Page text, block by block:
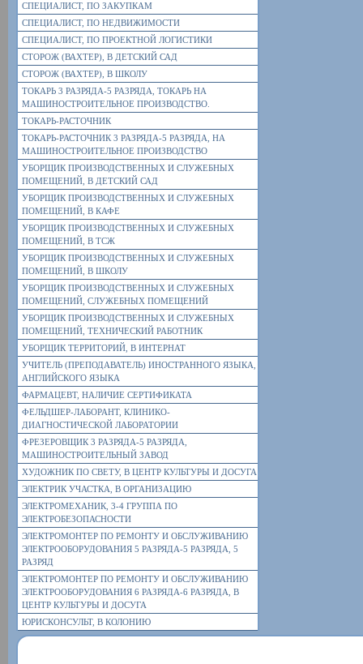
СПЕЦИАЛИСТ, ПО ЗАКУПКАМ
СПЕЦИАЛИСТ, ПО НЕДВИЖИМОСТИ
СПЕЦИАЛИСТ, ПО ПРОЕКТНОЙ ЛОГИСТИКИ
СТОРОЖ (ВАХТЕР), В ДЕТСКИЙ САД
СТОРОЖ (ВАХТЕР), В ШКОЛУ
ТОКАРЬ 3 РАЗРЯДА-5 РАЗРЯДА, ТОКАРЬ НА
МАШИНОСТРОИТЕЛЬНОЕ ПРОИЗВОДСТВО.
ТОКАРЬ-РАСТОЧНИК
ТОКАРЬ-РАСТОЧНИК 3 РАЗРЯДА-5 РАЗРЯДА, НА
МАШИНОСТРОИТЕЛЬНОЕ ПРОИЗВОДСТВО
УБОРЩИК ПРОИЗВОДСТВЕННЫХ И СЛУЖЕБНЫХ
ПОМЕЩЕНИЙ, В ДЕТСКИЙ САД
УБОРЩИК ПРОИЗВОДСТВЕННЫХ И СЛУЖЕБНЫХ
ПОМЕЩЕНИЙ, В КАФЕ
УБОРЩИК ПРОИЗВОДСТВЕННЫХ И СЛУЖЕБНЫХ
ПОМЕЩЕНИЙ, В ТСЖ
УБОРЩИК ПРОИЗВОДСТВЕННЫХ И СЛУЖЕБНЫХ
ПОМЕЩЕНИЙ, В ШКОЛУ
УБОРЩИК ПРОИЗВОДСТВЕННЫХ И СЛУЖЕБНЫХ
ПОМЕЩЕНИЙ, СЛУЖЕБНЫХ ПОМЕЩЕНИЙ
УБОРЩИК ПРОИЗВОДСТВЕННЫХ И СЛУЖЕБНЫХ
ПОМЕЩЕНИЙ, ТЕХНИЧЕСКИЙ РАБОТНИК
УБОРЩИК ТЕРРИТОРИЙ, В ИНТЕРНАТ
УЧИТЕЛЬ (ПРЕПОДАВАТЕЛЬ) ИНОСТРАННОГО ЯЗЫКА,
АНГЛИЙСКОГО ЯЗЫКА
ФАРМАЦЕВТ, НАЛИЧИЕ СЕРТИФИКАТА
ФЕЛЬДШЕР-ЛАБОРАНТ, КЛИНИКО-
ДИАГНОСТИЧЕСКОЙ ЛАБОРАТОРИИ
ФРЕЗЕРОВЩИК 3 РАЗРЯДА-5 РАЗРЯДА,
МАШИНОСТРОИТЕЛЬНЫЙ ЗАВОД
ХУДОЖНИК ПО СВЕТУ, В ЦЕНТР КУЛЬТУРЫ И ДОСУГА
ЭЛЕКТРИК УЧАСТКА, В ОРГАНИЗАЦИЮ
ЭЛЕКТРОМЕХАНИК, 3-4 ГРУППА ПО
ЭЛЕКТРОБЕЗОПАСНОСТИ
ЭЛЕКТРОМОНТЕР ПО РЕМОНТУ И ОБСЛУЖИВАНИЮ
ЭЛЕКТРООБОРУДОВАНИЯ 5 РАЗРЯДА-5 РАЗРЯДА, 5
РАЗРЯД
ЭЛЕКТРОМОНТЕР ПО РЕМОНТУ И ОБСЛУЖИВАНИЮ
ЭЛЕКТРООБОРУДОВАНИЯ 6 РАЗРЯДА-6 РАЗРЯДА, В
ЦЕНТР КУЛЬТУРЫ И ДОСУГА
ЮРИСКОНСУЛЬТ, В КОЛОНИЮ